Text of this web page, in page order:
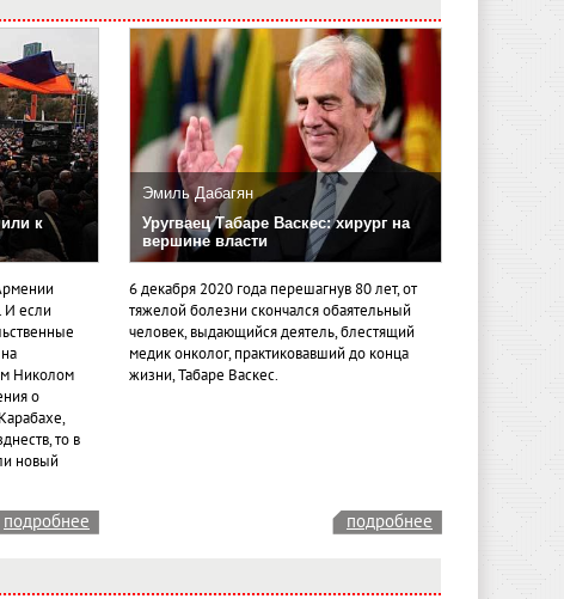
к
И если
Николом
о
то в
новый
Эмиль Дабагян
Уругваец Табаре Васкес: хирург на
вершине власти
6 декабря 2020 года перешагнув 80 лет, от
тяжелой болезни скончался обаятельный
человек, выдающийся деятель, блестящий
медик онколог, практиковавший до конца
жизни, Табаре Васкес.
подробнее подробнее